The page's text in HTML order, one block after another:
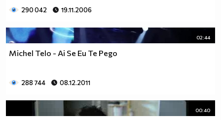
290 042 19.11.2006
02:44
Michel Telo - Ai Se Eu Te Pego
288 744 08.12.2011
00:40